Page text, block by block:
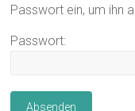
Passwort ein, um ihn
Passwort: